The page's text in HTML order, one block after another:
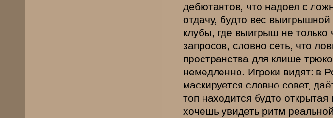
дебютантов, что надоел с
отдачу, будто вес
клубы, где выигрыш не только
запросов, словно сеть, что
пространства для клише
немедленно. Игроки видят: в
маскируется словно совет,
топ находится будто
хочешь увидеть ритм